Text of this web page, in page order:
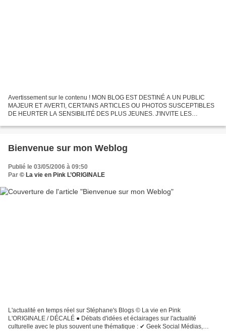
Avertissement sur le contenu ! MON BLOG EST DESTINÉ A UN PUBLIC
MAJEUR ET AVERTI, CERTAINS ARTICLES OU PHOTOS SUSCEPTIBLES
DE HEURTER LA SENSIBILITÉ DES PLUS JEUNES. J'INVITE LES
OU BLOGS DE SKYROCK....
Bienvenue sur mon Weblog
Publié le 03/05/2006 à 09:50
Par © La vie en Pink L’ORIGINALE
L'actualité en temps réel sur Stéphane's Blogs © La vie en Pink
L'ORIGINALE / DÉCALÉ ● Débats d'idées et éclairages sur l'actualité
culturelle avec le plus souvent une thématique : ✔ Geek Social Médias,